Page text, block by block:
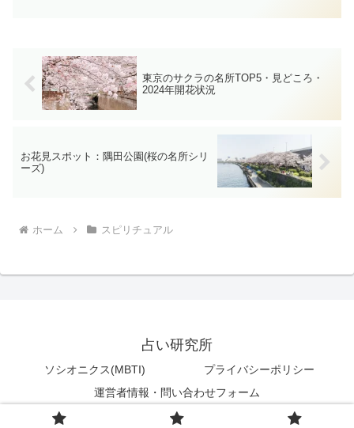
東京のサクラの名所TOP5・見どころ・
2024年開花状況
お花見スポット：隅田公園(桜の名所シリ
ーズ)
ホーム スピリチュアル
占い研究所
ソシオニクス(MBTI)
プライバシーポリシー
運営者情報・問い合わせフォーム
© 2022 占い研究所.